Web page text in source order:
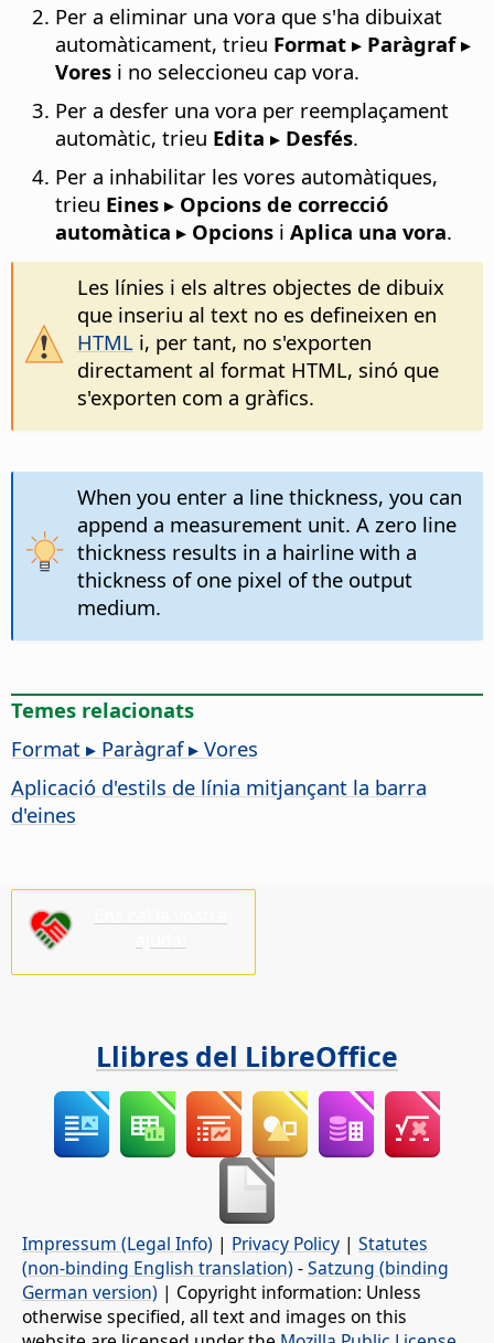
Per a eliminar una vora que s'ha dibuixat
automàticament, trieu Format ▸ Paràgraf ▸
Vores i no seleccioneu cap vora.
Per a desfer una vora per reemplaçament
automàtic, trieu Edita ▸ Desfés.
Per a inhabilitar les vores automàtiques,
trieu Eines ▸ Opcions de correcció
automàtica ▸ Opcions i Aplica una vora.
Les línies i els altres objectes de dibuix
que inseriu al text no es defineixen en
HTML i, per tant, no s'exporten
directament al format HTML, sinó que
s'exporten com a gràfics.
When you enter a line thickness, you can
append a measurement unit. A zero line
thickness results in a hairline with a
thickness of one pixel of the output
medium.
Temes relacionats
Format ▸ Paràgraf ▸ Vores
Aplicació d'estils de línia mitjançant la barra
d'eines
Llibres del LibreOffice
Impressum (Legal Info) | Privacy Policy | Statutes
(non-binding English translation) -Satzung (binding
German version) | Copyright information: Unless
otherwise specified, all text and images on this